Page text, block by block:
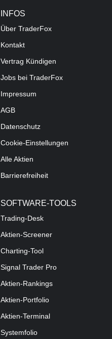
INFOS
Über TraderFox
Kontakt
Vertrag Kündigen
Jobs bei TraderFox
Impressum
AGB
Datenschutz
Cookie-Einstellungen
Alle Aktien
Barrierefreiheit
SOFTWARE-TOOLS
Trading-Desk
Aktien-Screener
Charting-Tool
Signal Trader Pro
Aktien-Rankings
Aktien-Portfolio
Aktien-Terminal
Systemfolio